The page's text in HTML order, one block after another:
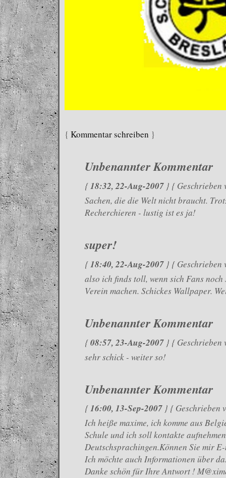
{ Kommentar schreiben }
Unbenannter Kommentar
{18:32, 22-Aug-2007 } { Geschrieben
Sachen, die die Welt nicht braucht.
Recherchieren - lustig ist es ja!
super!
{18:40, 22-Aug-2007 } {
also ich finds toll, wenn sich Fans
Verein machen. Schickes Wallpaper.
Unbenannter Kommentar
{08:57, 23-Aug-2007 } { Geschrieben
sehr schick - weiter so!
Unbenannter Kommentar
{16:00, 13-Sep-2007 } { Geschrieben
Ich heiße maxime, ich komme aus
Schule und ich soll kontakte
Deutschsprachingen.Können Sie mir
Ich möchte auch Informationen über
Danke schön für Ihre Antwort !